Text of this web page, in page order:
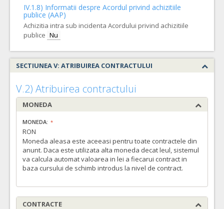
IV.1.8) Informatii despre Acordul privind achizitiile
publice (AAP)
Achizitia intra sub incidenta Acordului privind achizitiile
publice Nu
SECTIUNEA V: ATRIBUIREA CONTRACTULUI
V.2) Atribuirea contractului
MONEDA
MONEDA:
RON
Moneda aleasa este aceeasi pentru toate contractele din
anunt. Daca este utilizata alta moneda decat leul, sistemul
va calcula automat valoarea in lei a fiecarui contract in
baza cursului de schimb introdus la nivel de contract.
CONTRACTE